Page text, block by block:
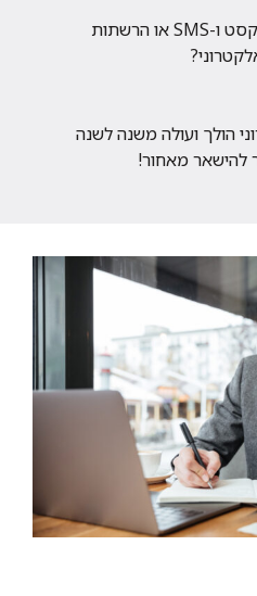
חשבת שיישומי צ'ט, הודעות טקסט ו-SMS או הרשתות
הולך ועולה משנה לשנה
להישאר מאחור!